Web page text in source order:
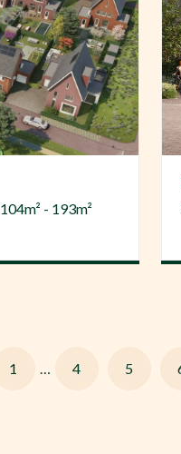
104m² - 193m²
1 … 4 5